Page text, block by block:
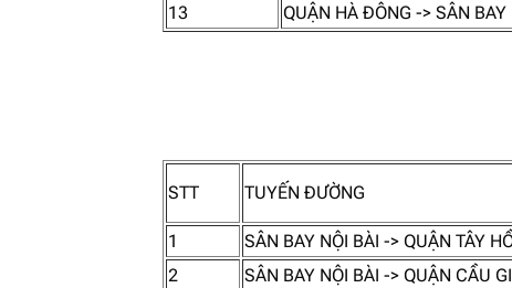
13
QUẬN HÀ ĐÔNG -> SÂN BAY
STT TUYẾN ĐƯỜNG
1
SÂN BAY NỘI BÀI -> QUẬN TÂY
2
SÂN BAY NỘI BÀI -> QUẬN CẦU